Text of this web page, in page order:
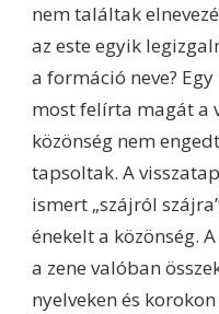
nem találtak
az este egyik
a formáció neve?
most felírta magát a
közönség nem
tapsoltak. A
ismert „szájról
énekelt a közönség.
a zene valóban
nyelveken és